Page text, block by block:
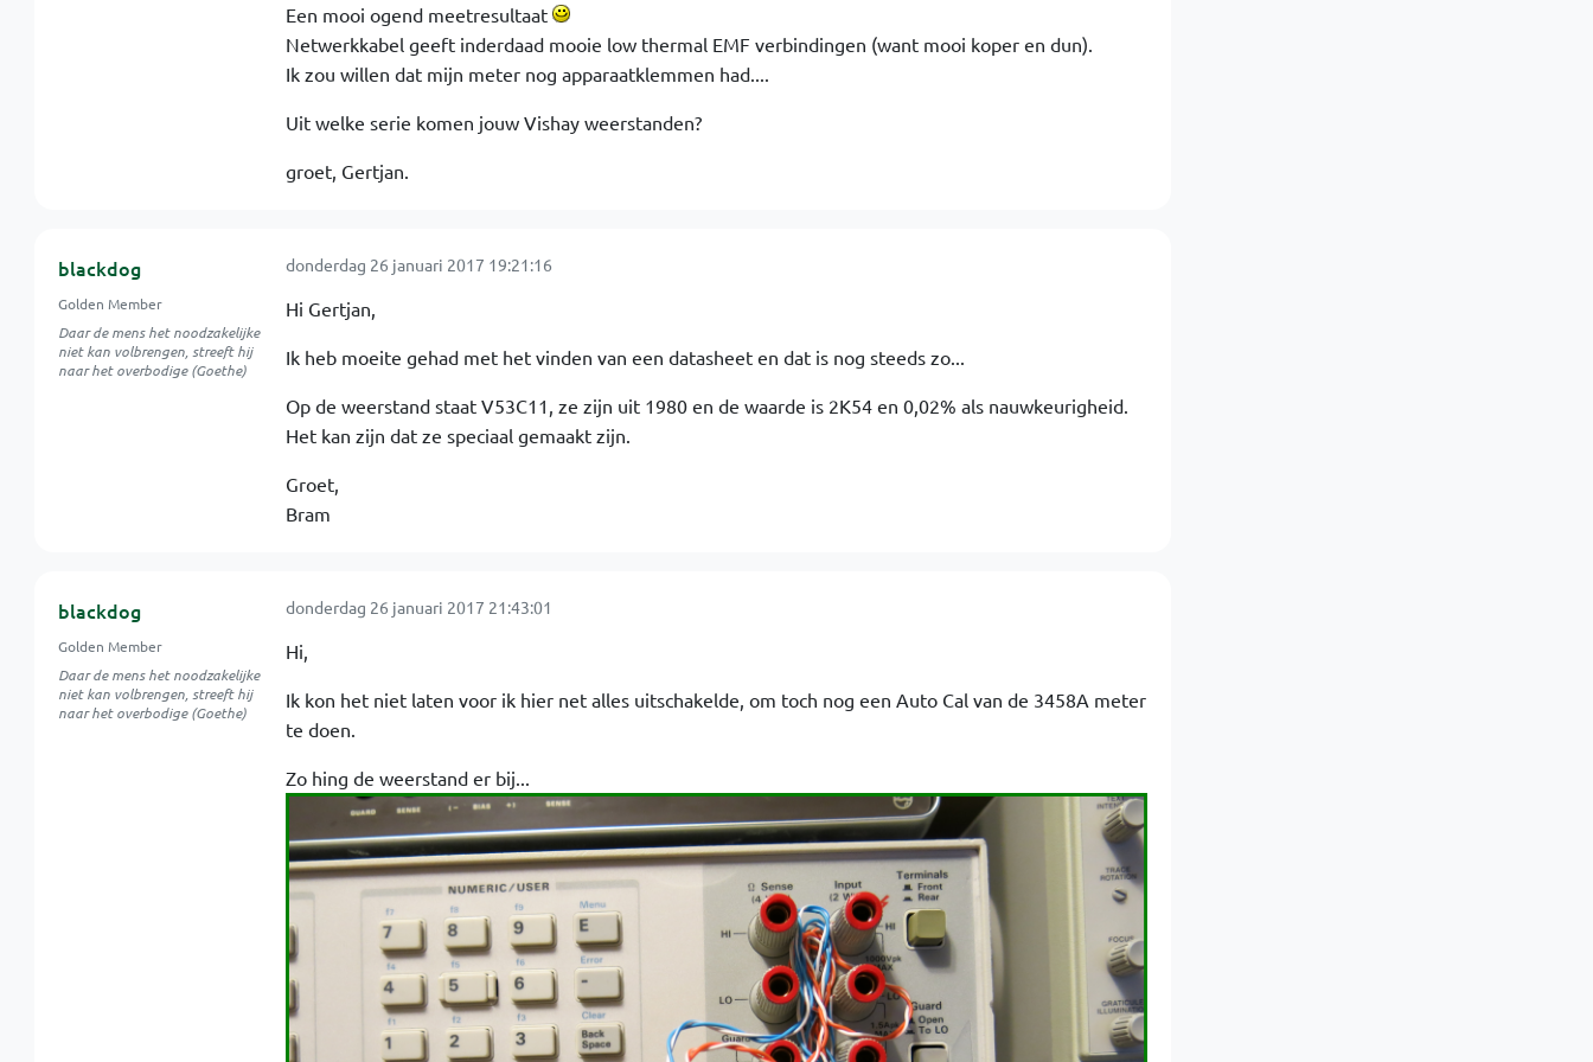
Een mooi ogend meetresultaat
Netwerkkabel geeft inderdaad mooie low thermal EMF verbindingen (want mooi koper en dun).
Ik zou willen dat mijn meter nog apparaatklemmen had....
Uit welke serie komen jouw Vishay weerstanden?
groet, Gertjan.
blackdog
Golden Member
Daar de mens het noodzakelijke
niet kan volbrengen, streeft hij
naar het overbodige (Goethe)
donderdag 26 januari 2017 19:21:16
Hi Gertjan,
Ik heb moeite gehad met het vinden van een datasheet en dat is nog steeds zo...
Op de weerstand staat V53C11, ze zijn uit 1980 en de waarde is 2K54 en 0,02% als nauwkeurigheid.
Het kan zijn dat ze speciaal gemaakt zijn.
Groet,
Bram
blackdog
Golden Member
Daar de mens het noodzakelijke
niet kan volbrengen, streeft hij
naar het overbodige (Goethe)
donderdag 26 januari 2017 21:43:01
Hi,
Ik kon het niet laten voor ik hier net alles uitschakelde, om toch nog een Auto Cal van de 3458A meter
te doen.
Zo hing de weerstand er bij...